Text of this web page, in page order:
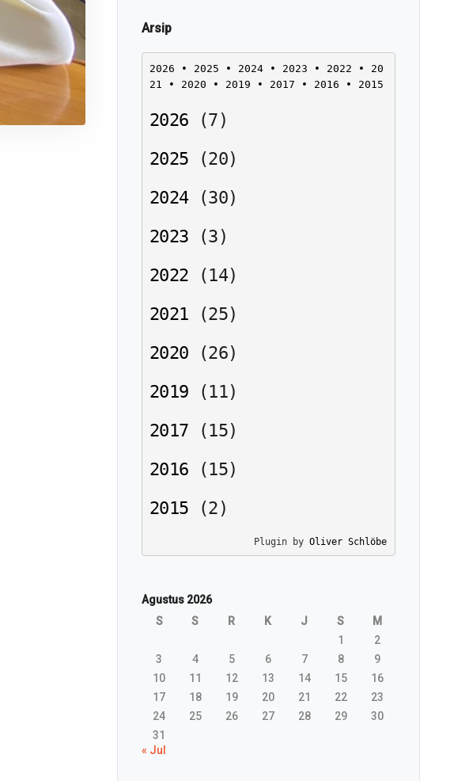
Arsip
2026 • 2025 • 2024 • 2023 • 2022 • 20
21
• 2020 • 2019 • 2017 • 2016 • 2015
2026 (7 )
2025
(20)
2024
(30)
2023
(3 )
2022
(14)
2021
(25)
2020
(26)
2019
(11)
2017
(15)
2016
(15)
2015
(2 )
Plugin by Oliver Schlöbe
Agustus 2026
S
S R K J S
M
1
2
3
4 5 6 7 8
9
10
11 12 13 14 15
16
17
18 19 20 21 22
23
24
25 26 27 28 29
30
31
« Jul